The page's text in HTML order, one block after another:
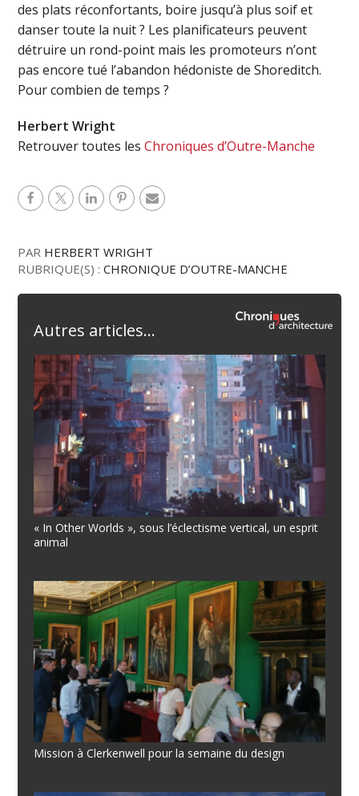
des plats réconfortants, boire jusqu’à plus soif et
danser toute la nuit ? Les planificateurs peuvent
détruire un rond-point mais les promoteurs n’ont
pas encore tué l’abandon hédoniste de Shoreditch.
Pour combien de temps ?
Herbert Wright
Retrouver toutes lesChroniques d’Outre-Manche
PAR HERBERT WRIGHT
RUBRIQUE(S) :CHRONIQUE D’OUTRE-MANCHE
Autres articles...
« In Other Worlds », sous l’éclectisme vertical, un esprit
animal
Mission à Clerkenwell pour la semaine du design